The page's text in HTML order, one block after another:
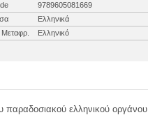
9789605081669
Ελληνικά
Ελληνικό
παραδοσια­κού ελληνικού οργάνου